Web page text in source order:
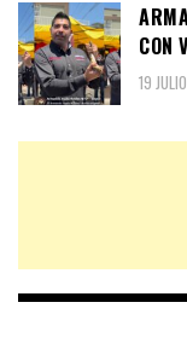
CON
19